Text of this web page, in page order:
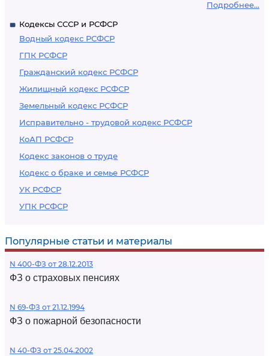
Подробнее...
Кодексы СССР и РСФСР
Водный кодекс РСФСР
ГПК РСФСР
Гражданский кодекс РСФСР
Жилищный кодекс РСФСР
Земельный кодекс РСФСР
Исправительно - трудовой кодекс РСФСР
КоАП РСФСР
Кодекс законов о труде
Кодекс о браке и семье РСФСР
УК РСФСР
УПК РСФСР
Популярные статьи и материалы
N 400-ФЗ от 28.12.2013
ФЗ о страховых пенсиях
N 69-ФЗ от 21.12.1994
ФЗ о пожарной безопасности
N 40-ФЗ от 25.04.2002